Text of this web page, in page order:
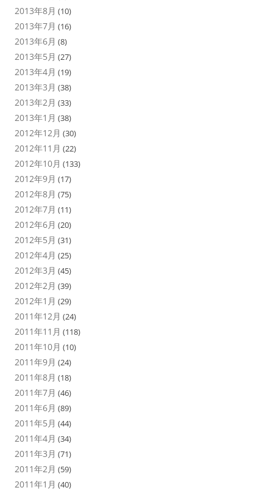
2013年8月 (10)
2013年7月 (16)
2013年6月 (8)
2013年5月 (27)
2013年4月 (19)
2013年3月 (38)
2013年2月 (33)
2013年1月 (38)
2012年12月 (30)
2012年11月 (22)
2012年10月 (133)
2012年9月 (17)
2012年8月 (75)
2012年7月 (11)
2012年6月 (20)
2012年5月 (31)
2012年4月 (25)
2012年3月 (45)
2012年2月 (39)
2012年1月 (29)
2011年12月 (24)
2011年11月 (118)
2011年10月 (10)
2011年9月 (24)
2011年8月 (18)
2011年7月 (46)
2011年6月 (89)
2011年5月 (44)
2011年4月 (34)
2011年3月 (71)
2011年2月 (59)
2011年1月 (40)